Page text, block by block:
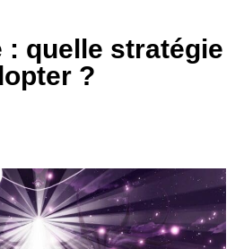
: quelle stratégie
?